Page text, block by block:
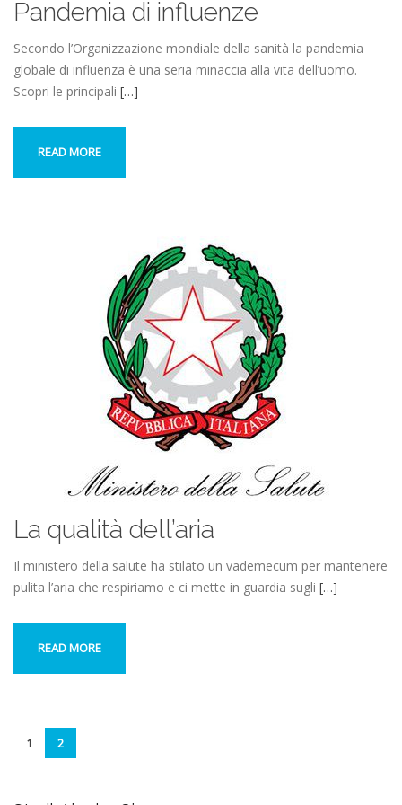
Pandemia di influenze
Secondo l’Organizzazione mondiale della sanità la pandemia
globale di influenza è una seria minaccia alla vita dell’uomo.
Scopri le principali […]
READ MORE
La qualità dell’aria
Il ministero della salute ha stilato un vademecum per mantenere
pulita l’aria che respiriamo e ci mette in guardia sugli […]
READ MORE
1 2